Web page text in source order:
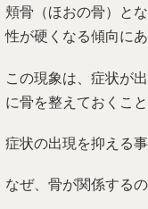
頬骨（ほおの骨）と
性が硬くなる傾向にあ
この現象は、症状が
に骨を整えておくこ
症状の出現を抑える事
なぜ、骨が関係する